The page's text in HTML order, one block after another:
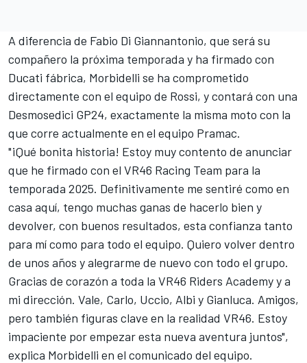
A diferencia de Fabio Di Giannantonio, que será su
compañero la próxima temporada y ha firmado con
Ducati fábrica, Morbidelli se ha comprometido
directamente con el equipo de Rossi, y contará con una
Desmosedici GP24, exactamente la misma moto con la
que corre actualmente en el equipo Pramac.
"¡Qué bonita historia! Estoy muy contento de anunciar
que he firmado con el VR46 Racing Team para la
temporada 2025. Definitivamente me sentiré como en
casa aquí, tengo muchas ganas de hacerlo bien y
devolver, con buenos resultados, esta confianza tanto
para mí como para todo el equipo. Quiero volver dentro
de unos años y alegrarme de nuevo con todo el grupo.
Gracias de corazón a toda la VR46 Riders Academy y a
mi dirección. Vale, Carlo, Uccio, Albi y Gianluca. Amigos,
pero también figuras clave en la realidad VR46. Estoy
impaciente por empezar esta nueva aventura juntos",
explica Morbidelli en el comunicado del equipo.